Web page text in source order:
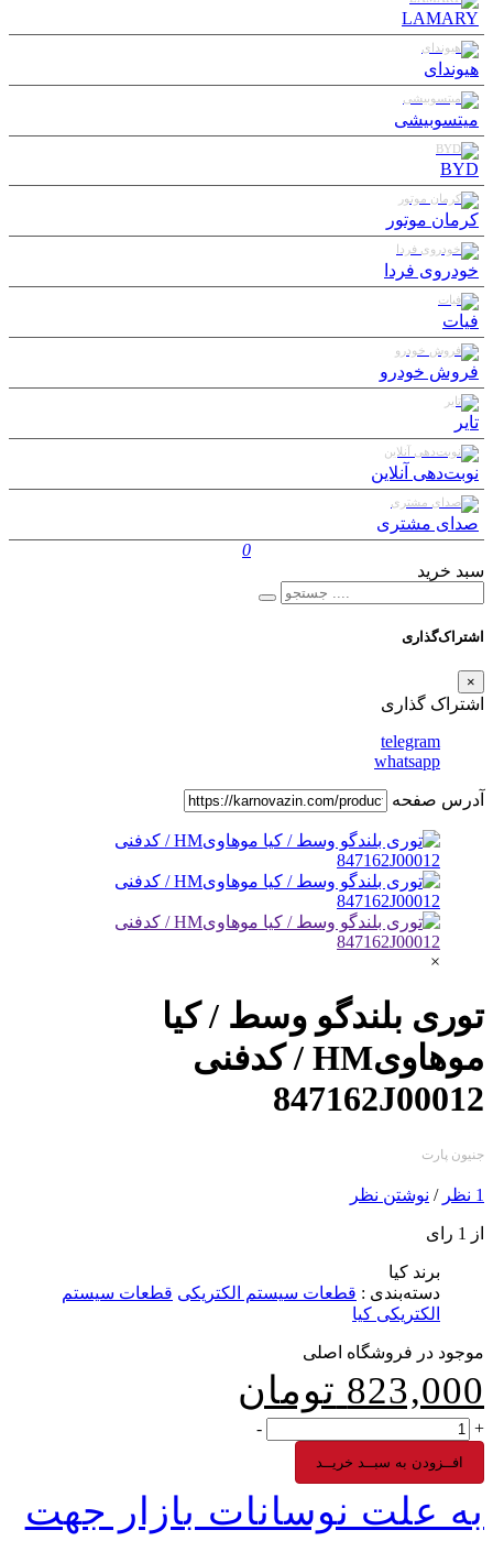
LAMARY
هیوندای
میتسوبیشی
BYD
کرمان موتور
خودروی فردا
فیات
فروش خودرو
تایر
نوبت‌دهی آنلاین
صدای مشتری
0
سبد خرید
اشتراک‌گذاری
×
اشتراک گذاری
telegram
whatsapp
آدرس صفحه
×
توری بلندگو وسط / کیا
موهاویHM / کدفنی
847162J00012
جنیون پارت
1 نظر / نوشتن نظر
از 1 رای
برند کیا
دسته‌بندی : قطعات سیستم الکتریکی قطعات سیستم
الکتریکی کیا
موجود در فروشگاه اصلی
823,000 تومان
+
-
افــزودن به سبــد خریــد
به علت نوسانات بازار جهت